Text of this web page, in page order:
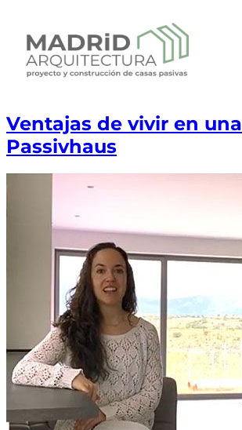
Ventajas de vivir en una
Passivhaus